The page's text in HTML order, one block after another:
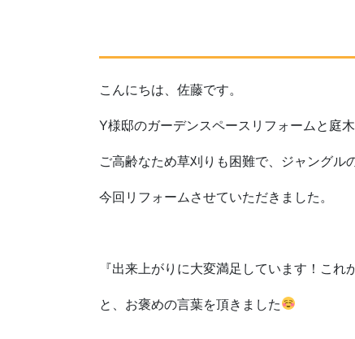
こんにちは、佐藤です。
Y様邸のガーデンスペースリフォームと庭
ご高齢なため草刈りも困難で、ジャングル
今回リフォームさせていただきました。
『出来上がりに大変満足しています！こ
と、お褒めの言葉を頂きました